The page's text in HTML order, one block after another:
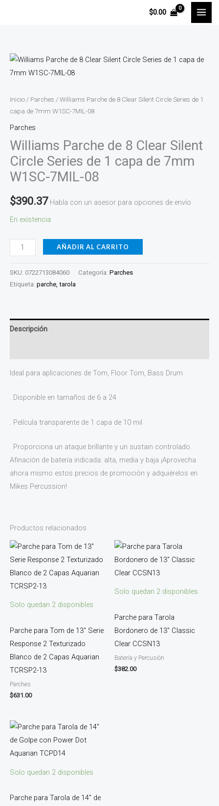
$0.00
Inicio / Parches / Williams Parche de 8 Clear Silent Circle Series de 1
capa de 7mm W1SC-7MIL-08
Parches
Williams Parche de 8 Clear Silent
Circle Series de 1 capa de 7mm
W1SC-7MIL-08
$390.37 Habla con un asesor para opciones de envío
En existencia
Williams
Parche
8
Clear
Silent
Circle
Series
de
1
de
7mm
7MIL-
08
cantidad
AÑADIR AL CARRITO
SKU: 0722713084060 Categoría: Parches
Etiqueta: parche, tarola
Descripción
Ideal para aplicaciones de Tom, Floor Tom, Bass Drum
. Disponible en tamaños de 6 a 24
. Película transparente de 1 capa de 10 mil
. Proporciona un ataque brillante y un sustain controlado.
Afinación de batería indicada: alta, media y baja ¡Aprovecha
ahora mismo estos precios de promoción y adquiérelos en
Mikes Percussion!
Productos relacionados
Solo quedan 2 disponibles
Parche para Tom de 13″ Serie
Response 2 Texturizado
Blanco de 2 Capas Aquarian
TCRSP2-13
Parches
$631.00
Solo quedan 2 disponibles
Parche para Tarola
Bordonero de 13″ Classic
Clear CCSN13
Batería y Percusión
$382.00
Solo quedan 2 disponibles
Parche para Tarola de 14″ de